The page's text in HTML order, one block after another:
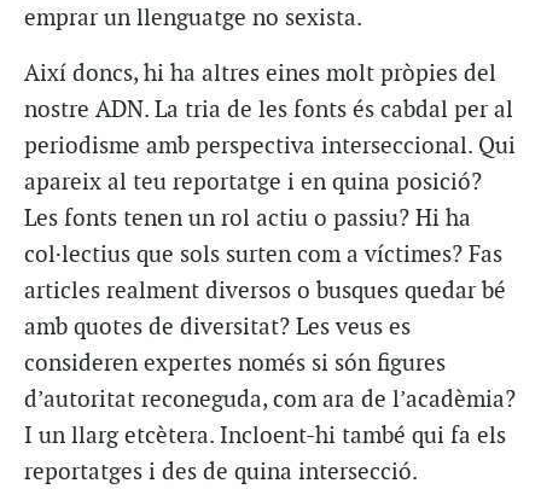
emprar un llenguatge no sexista.
Així doncs, hi ha altres eines molt pròpies del
nostre ADN. La tria de les fonts és cabdal per al
periodisme amb perspectiva interseccional. Qui
apareix al teu reportatge i en quina posició?
Les fonts tenen un rol actiu o passiu? Hi ha
col·lectius que sols surten com a víctimes? Fas
articles realment diversos o busques quedar bé
amb quotes de diversitat? Les veus es
consideren expertes només si són figures
d’autoritat reconeguda, com ara de l’acadèmia?
I un llarg etcètera. Incloent-hi també qui fa els
reportatges i des de quina intersecció.